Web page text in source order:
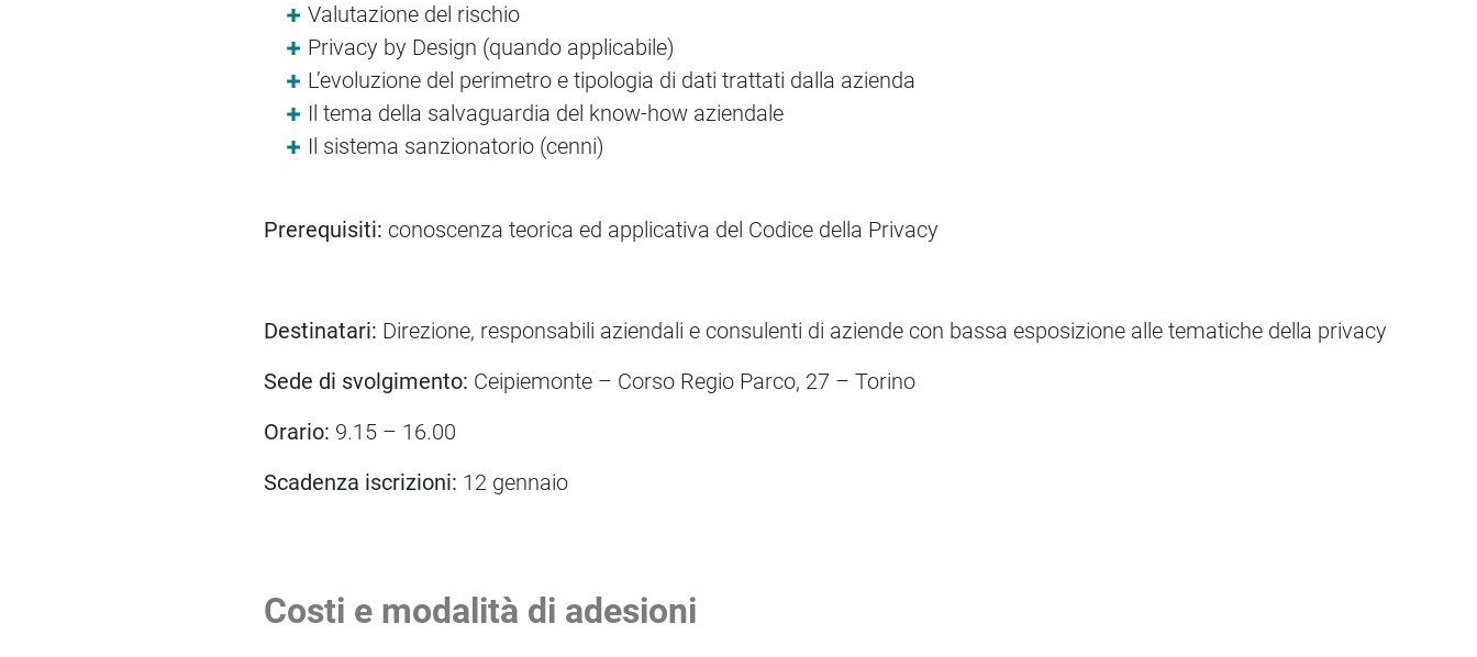
Valutazione del rischio
Privacy by Design (quando applicabile)
L’evoluzione del perimetro e tipologia di dati trattati dalla azienda
Il tema della salvaguardia del know-how aziendale
Il sistema sanzionatorio (cenni)
Prerequisiti: conoscenza teorica ed applicativa del Codice della Privacy
Destinatari: Direzione, responsabili aziendali e consulenti di aziende con bassa esposizione alle tematiche della privacy
Sede di svolgimento: Ceipiemonte – Corso Regio Parco, 27 – Torino
Orario: 9.15 – 16.00
Scadenza iscrizioni: 12 gennaio
Costi e modalità di adesioni